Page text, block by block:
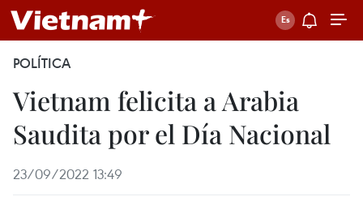
POLÍTICA
Vietnam felicita a Arabia
Saudita por el Día Nacional
23/09/2022 13:49